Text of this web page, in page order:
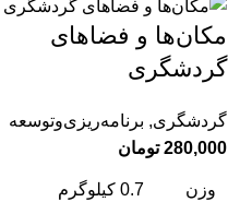
مکان‌‌ها و فضاهای
گردشگری
گردشگری, برنامه‌ریزی‌وتوسعه
280,000 تومان
وزن 0.7 کیلوگرم